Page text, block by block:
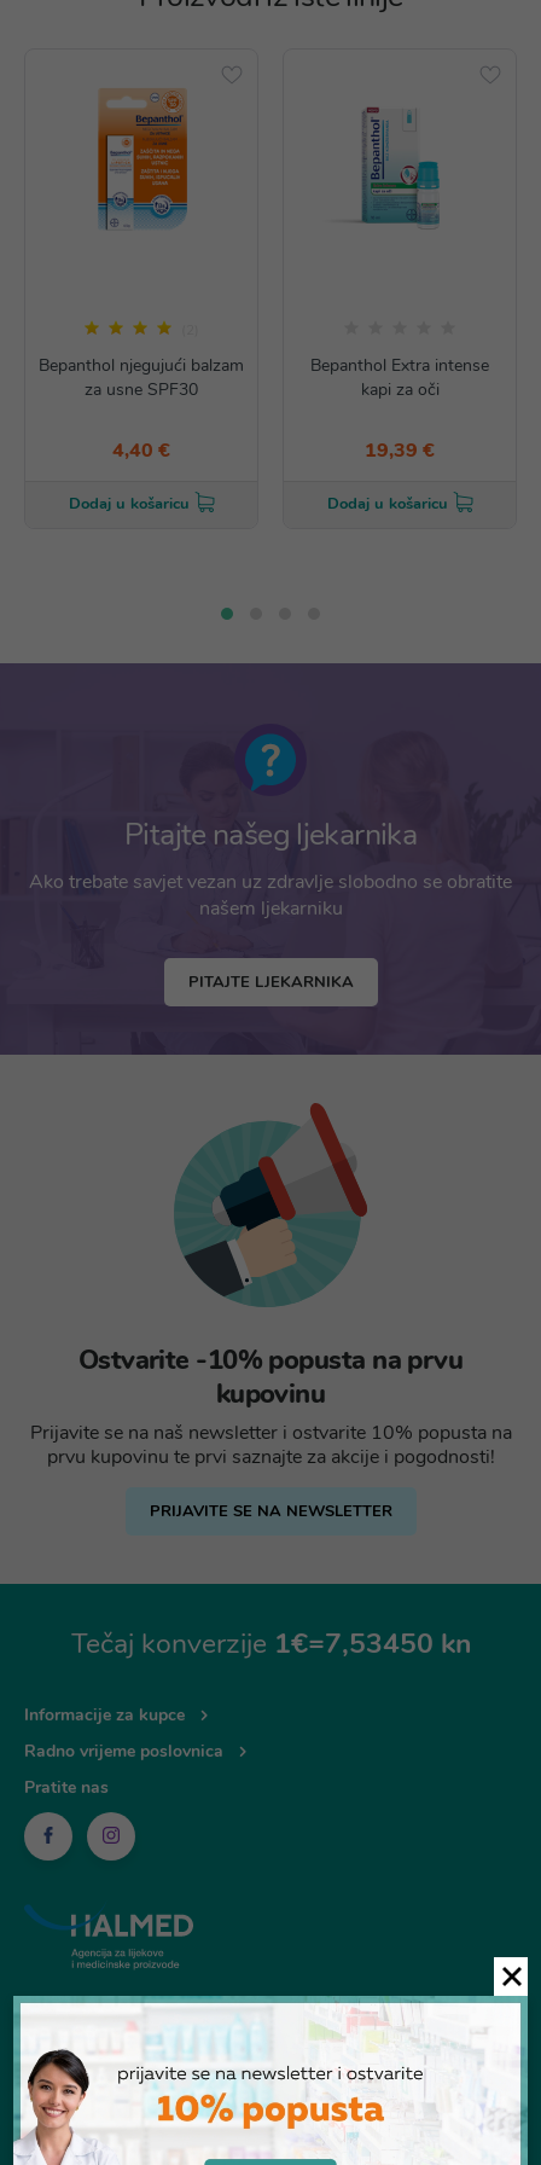
Bepanthol njegujući balzam
za usne SPF30
4,40 €
Dodaj u košaricu
Bepanthol Extra intense
kapi za oči
19,39 €
Dodaj u košaricu
Pitajte našeg ljekarnika
Ako trebate savjet vezan uz zdravlje slobodno se obratite
našem ljekarniku
PITAJTE LJEKARNIKA
Ostvarite -10% popusta na prvu
kupovinu
Prijavite se na naš newsletter i ostvarite 10% popusta na
prvu kupovinu te prvi saznajte za akcije i pogodnosti!
PRIJAVITE SE NA NEWSLETTER
Tečaj konverzije 1€=7,53450 kn
Informacije za kupce
Radno vrijeme poslovnica
Pratite nas
© Ljekarna Talan 2026